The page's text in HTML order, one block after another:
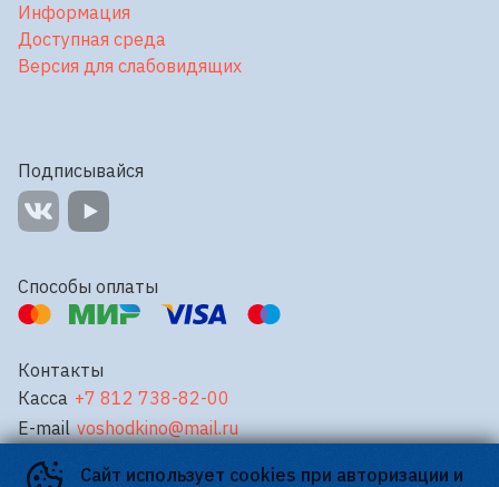
Сайт использует cookies при авторизации и
Информация
Доступная среда
Версия для слабовидящих
Подписывайся
Способы оплаты
Контакты
Касса +7 812 738-82-00
E-mail voshodkino@mail.ru